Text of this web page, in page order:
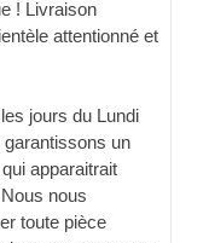
! Livraison
attentionné et
jours du Lundi
un
apparaitrait
nous
toute pièce